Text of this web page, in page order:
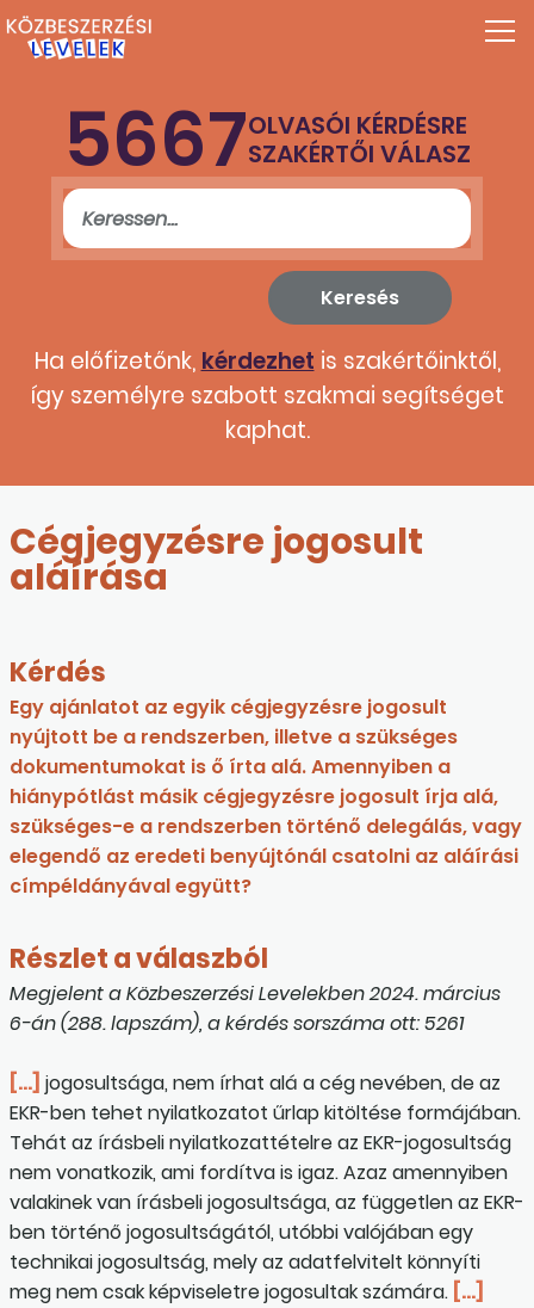
5667OLVASÓI KÉRDÉSRE
SZAKÉRTŐI VÁLASZ
Ha előfizetőnk, kérdezhet is szakértőinktől,
így személyre szabott szakmai segítséget
kaphat.
Cégjegyzésre jogosult
aláírása
Kérdés
Egy ajánlatot az egyik cégjegyzésre jogosult
nyújtott be a rendszerben, illetve a szükséges
dokumentumokat is ő írta alá. Amennyiben a
hiánypótlást másik cégjegyzésre jogosult írja alá,
szükséges-e a rendszerben történő delegálás, vagy
elegendő az eredeti benyújtónál csatolni az aláírási
címpéldányával együtt?
Részlet a válaszból
Megjelent a Közbeszerzési Levelekben 2024. március
6-án (288. lapszám), a kérdés sorszáma ott: 5261
[…] jogosultsága, nem írhat alá a cég nevében, de az
EKR-ben tehet nyilatkozatot űrlap kitöltése formájában.
Tehát az írásbeli nyilatkozattételre az EKR-jogosultság
nem vonatkozik, ami fordítva is igaz. Azaz amennyiben
valakinek van írásbeli jogosultsága, az független az EKR-
ben történő jogosultságától, utóbbi valójában egy
technikai jogosultság, mely az adatfelvitelt könnyíti
meg nem csak képviseletre jogosultak számára. […]